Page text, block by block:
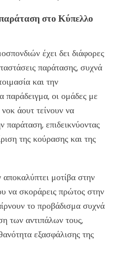
παράταση στο Κύπελλο
έχει δει διάφορες
παράτασης, συχνά
και την
παράδειγμα, οι ομάδες με
άουτ τείνουν να
παράταση, επιδεικνύοντας
της κούρασης και της
μοτίβα στην
να σκοράρεις πρώτος στην
το προβάδισμα συχνά
των αντιπάλων τους,
εξασφάλισης της